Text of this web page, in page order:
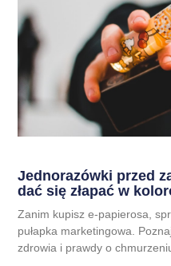
Jednorazówki przed
dać się złapać w
Zanim kupisz e-papierosa,
pułapka marketingowa.
zdrowia i prawdy o